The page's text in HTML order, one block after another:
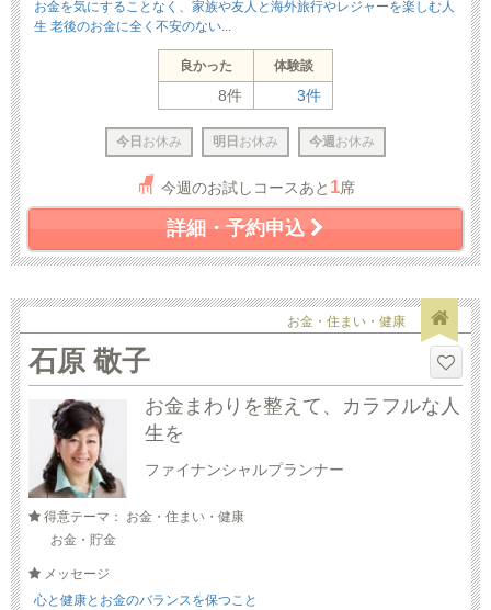
お金を気にすることなく、家族や友人と海外旅行やレジャーを楽しむ人
生 老後のお金に全く不安のない...
良かった 体験談
8件 3件
今日 お休み 明日 お休み 今週 お休み
今週のお試しコースあと 1席
詳細・予約申込
お金・住まい・健康
石原 敬子
お金まわりを整えて、カラフルな人
生を
ファイナンシャルプランナー
得意テーマ： お金・住まい・健康
お金・貯金
メッセージ
心と健康とお金のバランスを保つこと